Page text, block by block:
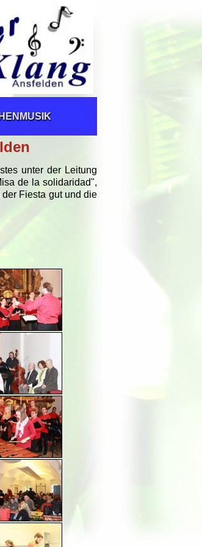
unter der Leitung
de la solidaridad",
Fiesta gut und die